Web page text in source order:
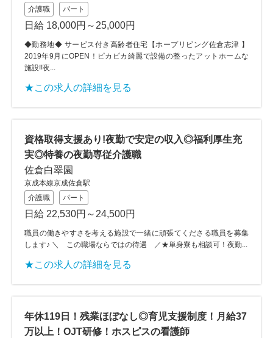
介護職
パート
日給 18,000円～25,000円
◆勤務地◆ サービス付き高齢者住宅【ホープリビング佐倉志津 】
2019年9月にOPEN！ピカピカ綺麗で設備の整ったアットホームな
施設!!夜...
★この求人の詳細を見る
資格取得支援あり!夜勤で安定の収入◎福利厚生充
実◎特養の夜勤専従介護職
佐倉白翠園
京成本線京成佐倉駅
介護職
パート
日給 22,530円～24,500円
職員の働きやすさを考える施設で一緒に頑張てくださる職員を募集
します♪ ＼ この職場ならではの待遇 ／★単身寮も相談可！夜勤...
★この求人の詳細を見る
年休119日！残業ほぼなし◎育児支援制度！月給37
万以上！OJT研修！ホスピスの看護師